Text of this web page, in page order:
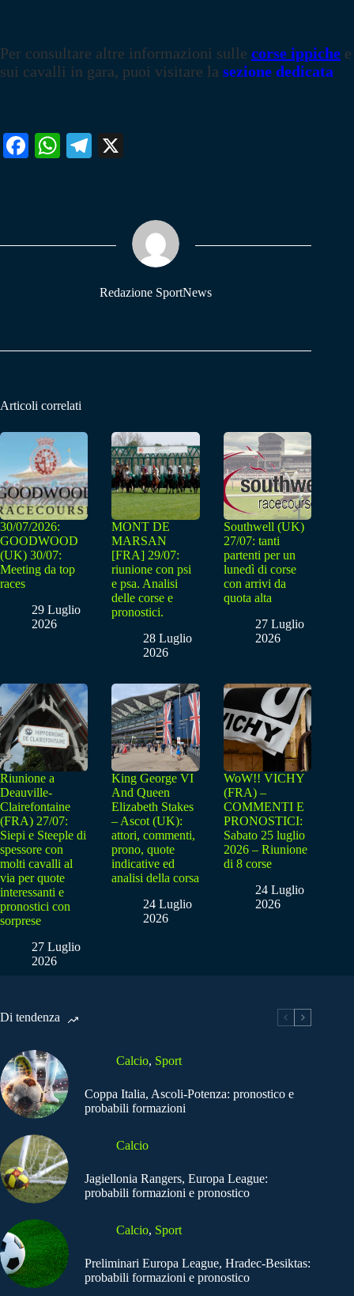
Per consultare altre informazioni sulle corse ippiche e
sui cavalli in gara, puoi visitare la sezione dedicata
Fa W
pp
Te
m
Redazione SportNews
Articoli correlati
30/07/2026:
GOODWOOD
(UK) 30/07:
Meeting da top
races
29 Luglio
2026
MONT DE
MARSAN
[FRA] 29/07:
riunione con psi
e psa. Analisi
delle corse e
pronostici.
28 Luglio
2026
Southwell (UK)
27/07: tanti
partenti per un
lunedì di corse
con arrivi da
quota alta
27 Luglio
2026
Riunione a
Deauville-
Clairefontaine
(FRA) 27/07:
Siepi e Steeple di
spessore con
molti cavalli al
via per quote
interessanti e
pronostici con
sorprese
27 Luglio
2026
King George VI
And Queen
Elizabeth Stakes
– Ascot (UK):
attori, commenti,
prono, quote
indicative ed
analisi della corsa
24 Luglio
2026
WoW!! VICHY
(FRA) –
COMMENTI E
PRONOSTICI:
Sabato 25 luglio
2026 – Riunione
di 8 corse
24 Luglio
2026
Di tendenza
Calcio, Sport
Coppa Italia, Ascoli-Potenza: pronostico e
probabili formazioni
Calcio
Jagiellonia Rangers, Europa League:
probabili formazioni e pronostico
Calcio, Sport
Preliminari Europa League, Hradec-Besiktas:
probabili formazioni e pronostico